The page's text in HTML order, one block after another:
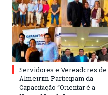
Servidores e Vereadores de
Almeirim Participam da
Capacitação “Orientar é a